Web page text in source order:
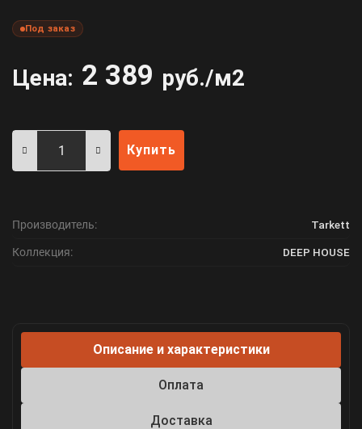
Под заказ
Цена: 2 389 руб./м2
Купить
Производитель: Tarkett
Коллекция: DEEP HOUSE
Описание и характеристики
Оплата
Доставка